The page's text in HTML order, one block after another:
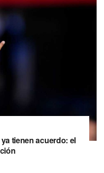
tienen acuerdo: el